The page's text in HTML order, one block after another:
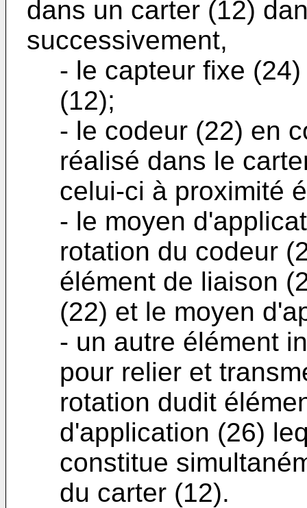
dans un carter (12)
successivement,
- le capteur fixe
(12);
- le codeur (22) en
réalisé dans le
celui-ci à proximité
- le moyen
rotation du codeur
élément de liaison
(22) et le moyen
- un autre élément
pour relier et
rotation dudit
d'application (26)
constitue
du carter (12).